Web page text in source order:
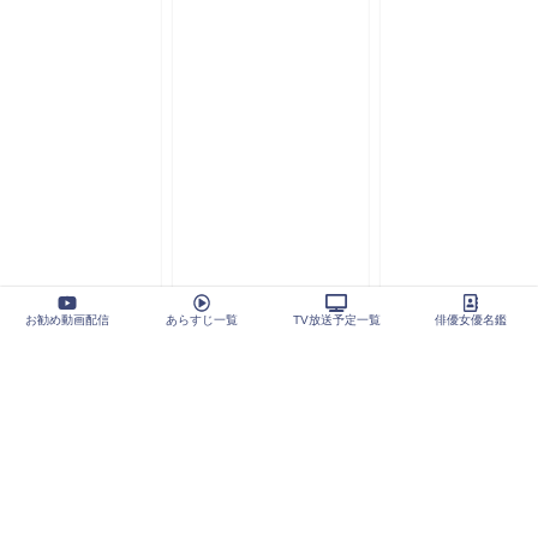
お勧め動画配信 あらすじ一覧 TV放送予定一覧 俳優女優名鑑